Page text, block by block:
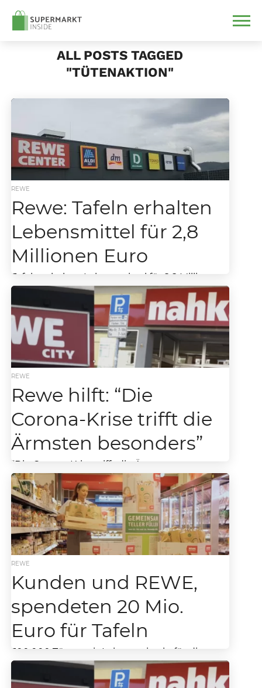
ALL POSTS TAGGED
"TÜTENAKTION"
REWE
Rewe: Tafeln erhalten
Lebensmittel für 2,8
Millionen Euro
Tafeln erhalten Lebensmittel für 2,8 Millionen
Euro REWE, nahkauf und Kunden erzielen
Rekordergebnis mit Tüten-Spendenaktion
Sehr willkommene Hilfe in einer schwierigen
Zeit:...
REWE
Rewe hilft: “Die
Corona-Krise trifft die
Ärmsten besonders”
“Die Corona-Krise trifft die Ärmsten
besonders” REWE, REWE Onlineshop und
nahkauf unterstützen mit bundesweiter
Tüten-Aktion in den Märkten die Tafeln Seit
der...
REWE
Kunden und REWE,
spendeten 20 Mio.
Euro für Tafeln
500.000 Tüten mit Lebensmitteln für die
Tafeln Die Tafeln befinden sich in einem
Dilemma: Die Zahl der Menschen, die die